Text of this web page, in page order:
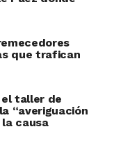
que trafican
taller de
“averiguación
causa